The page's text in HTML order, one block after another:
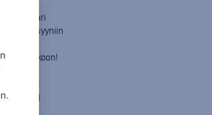
vaari
syyniin
soikoon!
2026
(1)
2026